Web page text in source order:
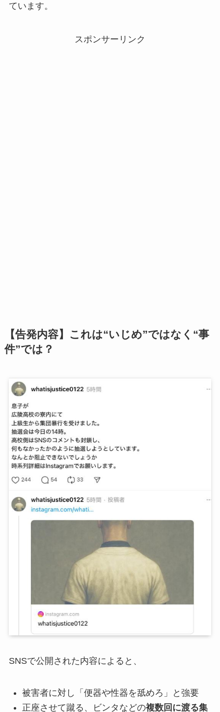
ています。
スポンサーリンク
【告発内容】これは“いじめ”ではなく“事
件”では？
SNSで公開された内容によると、
被害者に対し「便器や性器を舐めろ」と強要
正座させて蹴る、ビンタなどの複数回に渡る集